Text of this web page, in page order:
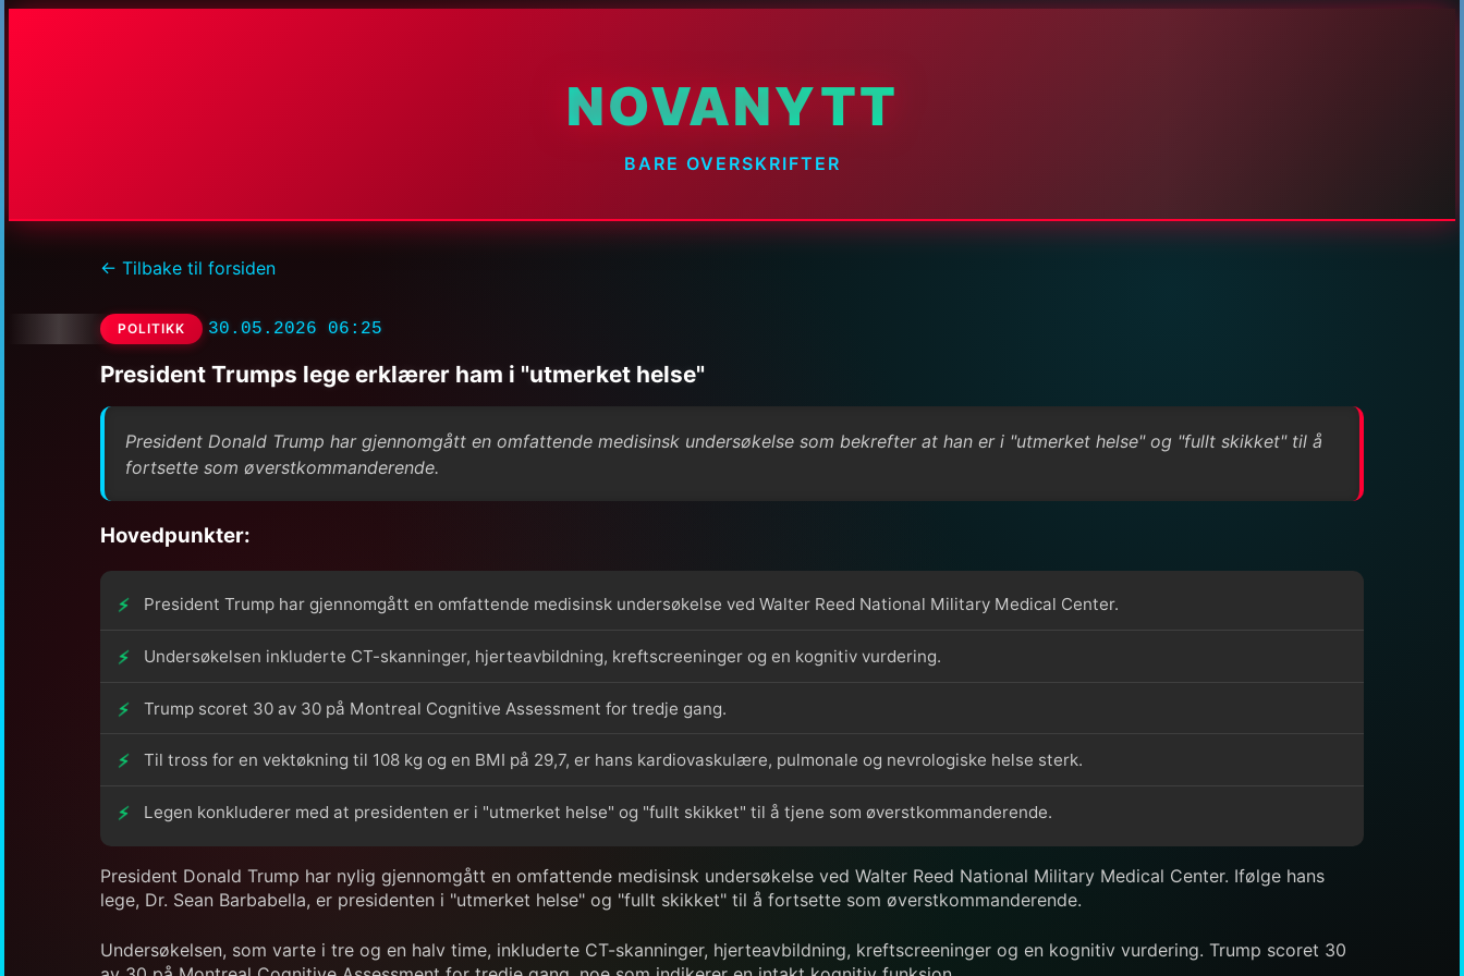
NOVANYTT
BARE OVERSKRIFTER
← Tilbake til forsiden
POLITIKK 30.05.2026 06:25
President Trumps lege erklærer ham i "utmerket helse"
President Donald Trump har gjennomgått en omfattende medisinsk undersøkelse som bekrefter at han er i "utmerket helse" og "fullt skikket" til å
fortsette som øverstkommanderende.
Hovedpunkter:
President Trump har gjennomgått en omfattende medisinsk undersøkelse ved Walter Reed National Military Medical Center.
Undersøkelsen inkluderte CT-skanninger, hjerteavbildning, kreftscreeninger og en kognitiv vurdering.
Trump scoret 30 av 30 på Montreal Cognitive Assessment for tredje gang.
Til tross for en vektøkning til 108 kg og en BMI på 29,7, er hans kardiovaskulære, pulmonale og nevrologiske helse sterk.
Legen konkluderer med at presidenten er i "utmerket helse" og "fullt skikket" til å tjene som øverstkommanderende.
President Donald Trump har nylig gjennomgått en omfattende medisinsk undersøkelse ved Walter Reed National Military Medical Center. Ifølge hans
lege, Dr. Sean Barbabella, er presidenten i "utmerket helse" og "fullt skikket" til å fortsette som øverstkommanderende.
Undersøkelsen, som varte i tre og en halv time, inkluderte CT-skanninger, hjerteavbildning, kreftscreeninger og en kognitiv vurdering. Trump scoret 30